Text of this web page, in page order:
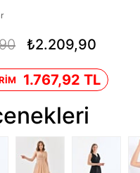
₺2.209,90
1.767,92 TL